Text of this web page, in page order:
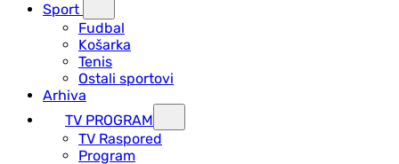
Sport
Fudbal
Košarka
Tenis
Ostali sportovi
Arhiva
TV PROGRAM
ТV Raspored
Program